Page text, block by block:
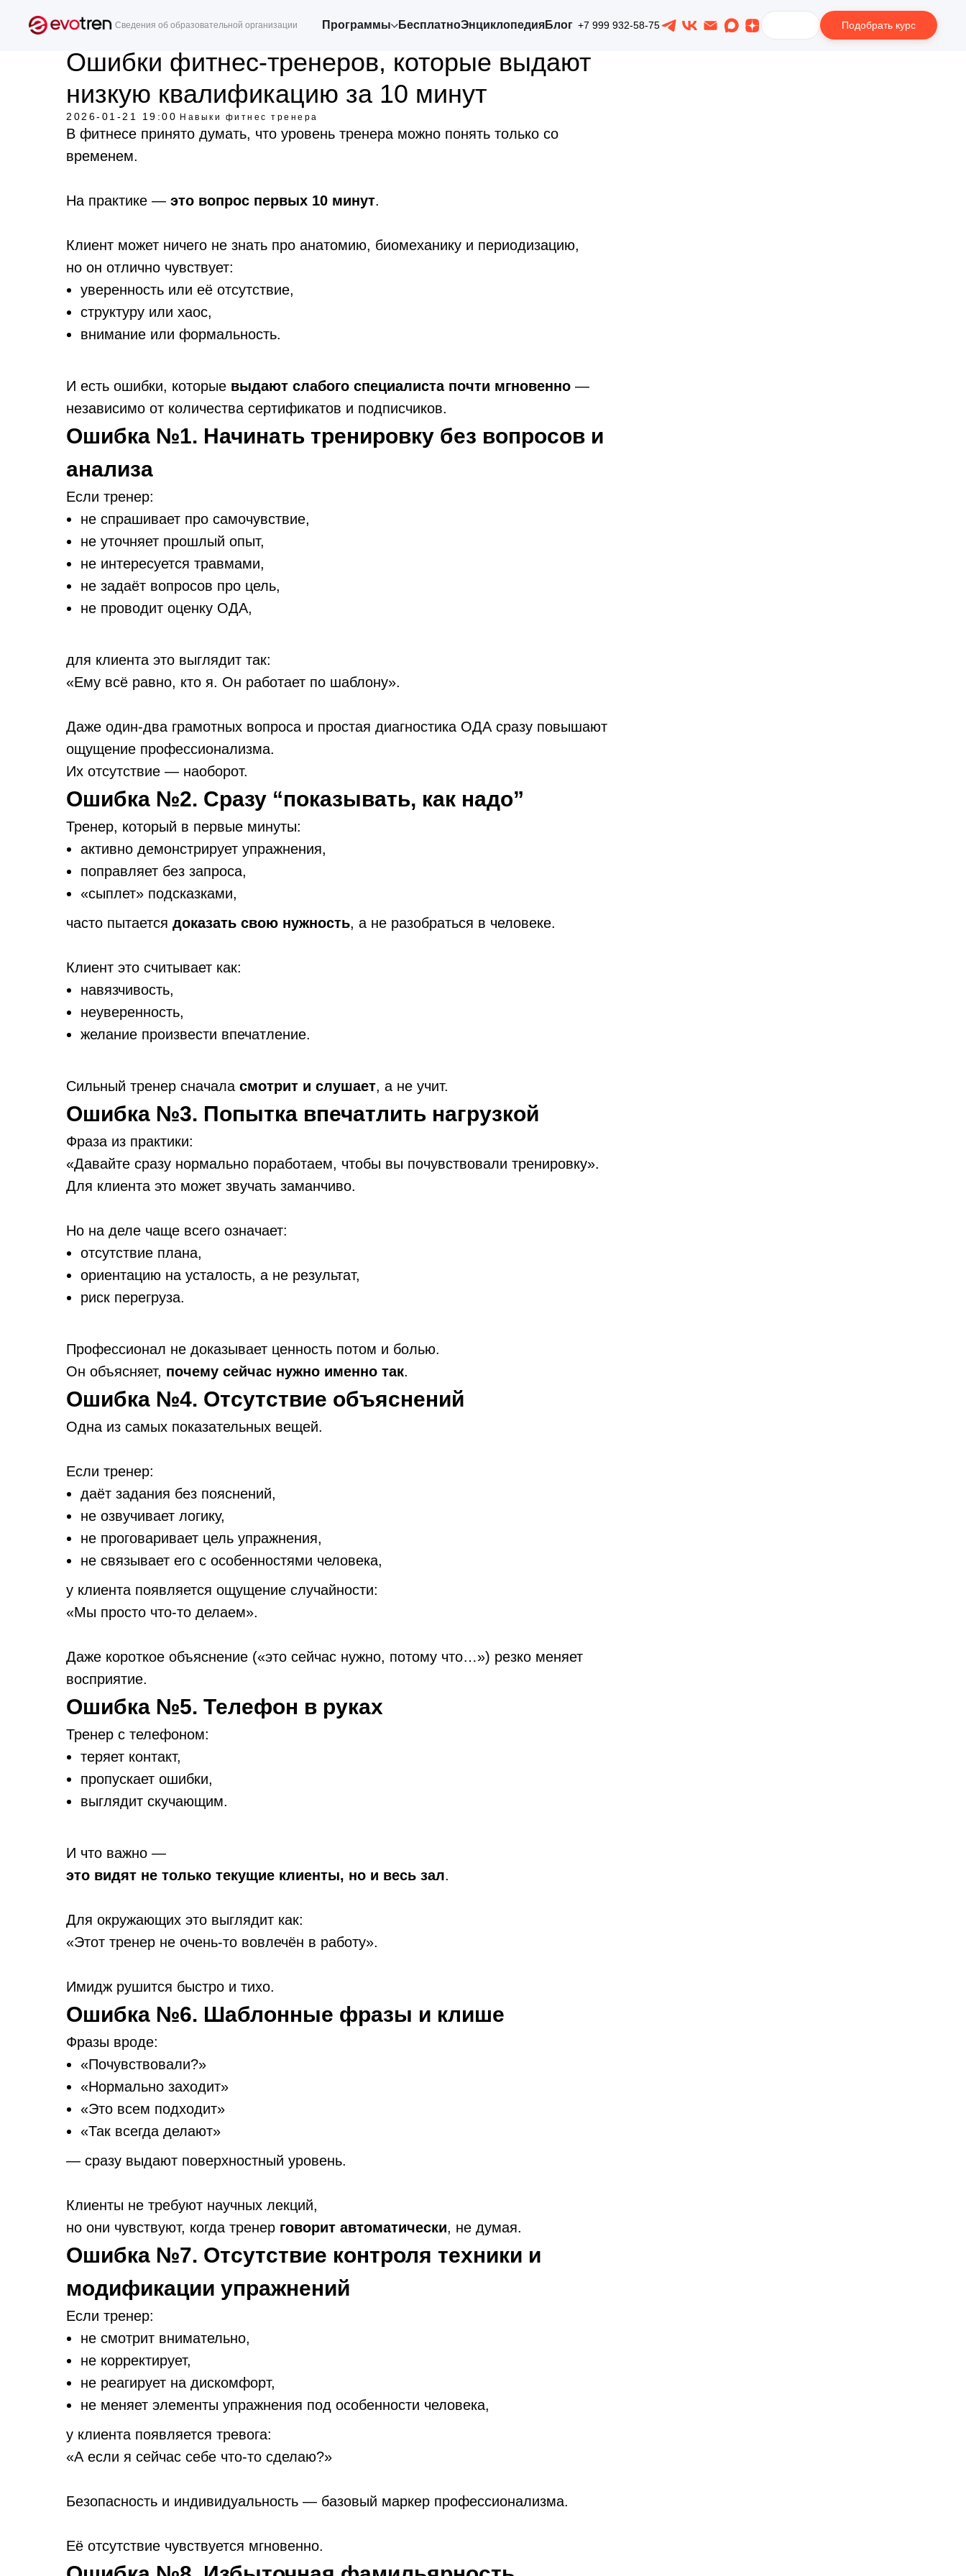
Сведения об образовательной организации Программы БесплатноЭнциклопедияБлог +7 999 932-58-75 Подобрать курс
Ошибки фитнес-тренеров, которые выдают
низкую квалификацию за 10 минут
2026-01-21 19:00 Навыки фитнес тренера
В фитнесе принято думать, что уровень тренера можно понять только со
временем.
На практике — это вопрос первых 10 минут.
Клиент может ничего не знать про анатомию, биомеханику и периодизацию,
но он отлично чувствует:
уверенность или её отсутствие,
структуру или хаос,
внимание или формальность.
И есть ошибки, которые выдают слабого специалиста почти мгновенно —
независимо от количества сертификатов и подписчиков.
Ошибка №1. Начинать тренировку без вопросов и
анализа
Если тренер:
не спрашивает про самочувствие,
не уточняет прошлый опыт,
не интересуется травмами,
не задаёт вопросов про цель,
не проводит оценку ОДА,
для клиента это выглядит так:
«Ему всё равно, кто я. Он работает по шаблону».
Даже один-два грамотных вопроса и простая диагностика ОДА сразу повышают
ощущение профессионализма.
Их отсутствие — наоборот.
Ошибка №2. Сразу “показывать, как надо”
Тренер, который в первые минуты:
активно демонстрирует упражнения,
поправляет без запроса,
«сыплет» подсказками,
часто пытается доказать свою нужность, а не разобраться в человеке.
Клиент это считывает как:
навязчивость,
неуверенность,
желание произвести впечатление.
Сильный тренер сначала смотрит и слушает, а не учит.
Ошибка №3. Попытка впечатлить нагрузкой
Фраза из практики:
«Давайте сразу нормально поработаем, чтобы вы почувствовали тренировку».
Для клиента это может звучать заманчиво.
Но на деле чаще всего означает:
отсутствие плана,
ориентацию на усталость, а не результат,
риск перегруза.
Профессионал не доказывает ценность потом и болью.
Он объясняет, почему сейчас нужно именно так.
Ошибка №4. Отсутствие объяснений
Одна из самых показательных вещей.
Если тренер:
даёт задания без пояснений,
не озвучивает логику,
не проговаривает цель упражнения,
не связывает его с особенностями человека,
у клиента появляется ощущение случайности:
«Мы просто что-то делаем».
Даже короткое объяснение («это сейчас нужно, потому что…») резко меняет
восприятие.
Ошибка №5. Телефон в руках
Тренер с телефоном:
теряет контакт,
пропускает ошибки,
выглядит скучающим.
И что важно —
это видят не только текущие клиенты, но и весь зал.
Для окружающих это выглядит как:
«Этот тренер не очень-то вовлечён в работу».
Имидж рушится быстро и тихо.
Ошибка №6. Шаблонные фразы и клише
Фразы вроде:
«Почувствовали?»
«Нормально заходит»
«Это всем подходит»
«Так всегда делают»
— сразу выдают поверхностный уровень.
Клиенты не требуют научных лекций,
но они чувствуют, когда тренер говорит автоматически, не думая.
Ошибка №7. Отсутствие контроля техники и
модификации упражнений
Если тренер:
не смотрит внимательно,
не корректирует,
не реагирует на дискомфорт,
не меняет элементы упражнения под особенности человека,
у клиента появляется тревога:
«А если я сейчас себе что-то сделаю?»
Безопасность и индивидуальность — базовый маркер профессионализма.
Её отсутствие чувствуется мгновенно.